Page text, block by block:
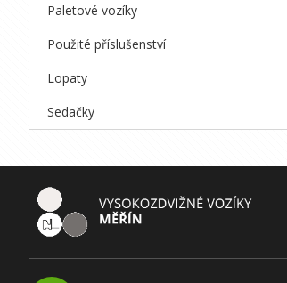
Paletové vozíky
Použité příslušenství
Lopaty
Sedačky